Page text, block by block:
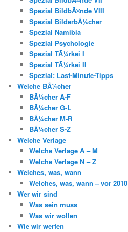
Spezial BildbÃ¤nde VIII
Spezial BilderbÃ¼cher
Spezial Namibia
Spezial Psychologie
Spezial TÃ¼rkei I
Spezial TÃ¼rkei II
Spezial: Last-Minute-Tipps
Welche BÃ¼cher
BÃ¼cher A-F
BÃ¼cher G-L
BÃ¼cher M-R
BÃ¼cher S-Z
Welche Verlage
Welche Verlage A – M
Welche Verlage N – Z
Welches, was, wann
Welches, was, wann – vor 2010
Wer wir sind
Was sein muss
Was wir wollen
Wie wir werten